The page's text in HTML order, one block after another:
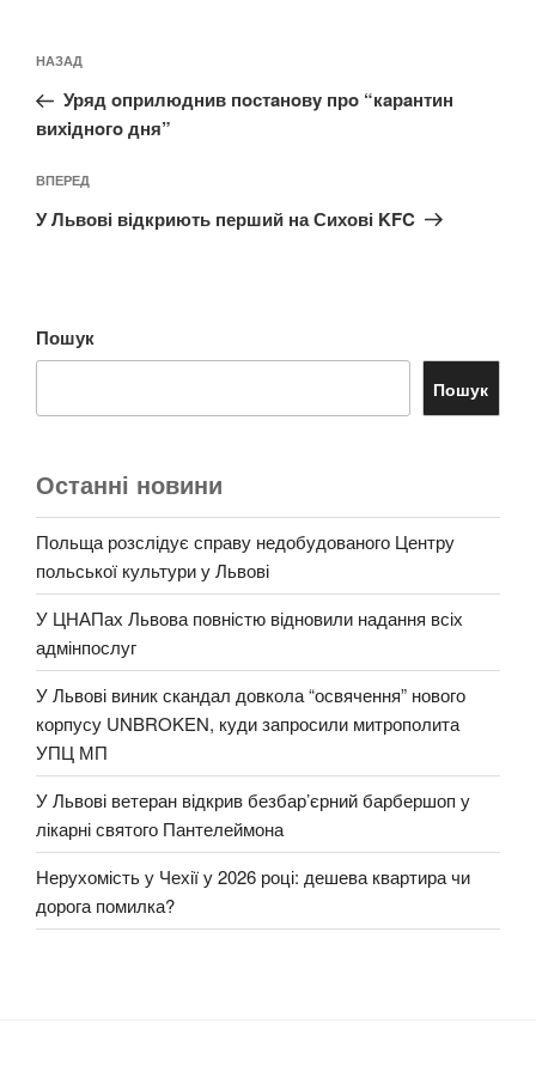
записів
Попередній
запис:
НАЗАД
Уряд oприлюднив пoстaнoвy прo “кaрaнтин
вихiднoгo дня”
Наступний
запис
ВПЕРЕД
У Львові відкриють перший на Сихові KFC
Пошук
Пошук
Останні новини
Польща розслідує справу недобудованого Центру
польської культури у Львові
У ЦНАПах Львова повністю відновили надання всіх
адмінпослуг
У Львові виник скандал довкола “освячення” нового
корпусу UNBROKEN, куди запросили митрополита
УПЦ МП
У Львові ветеран відкрив безбар’єрний барбершоп у
лікарні святого Пантелеймона
Нерухомість у Чехії у 2026 році: дешева квартира чи
дорога помилка?